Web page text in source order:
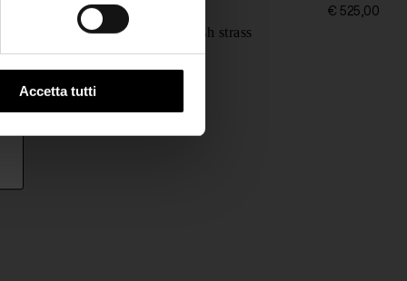
Accetta tutti
€ 495,00 Forte Forte € 525,00
Stivaletti in mesh strass